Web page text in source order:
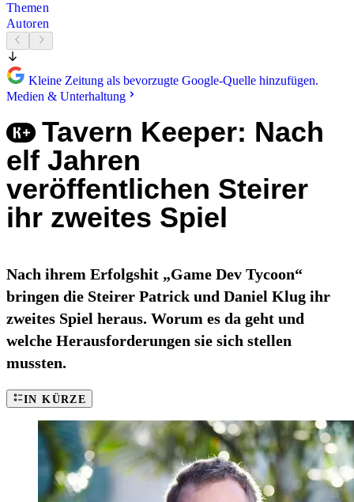
Themen
Autoren
Kleine Zeitung als bevorzugte Google-Quelle hinzufügen.
Medien & Unterhaltung
Tavern Keeper: Nach
elf Jahren
veröffentlichen Steirer
ihr zweites Spiel
Nach ihrem Erfolgshit „Game Dev Tycoon“
bringen die Steirer Patrick und Daniel Klug ihr
zweites Spiel heraus. Worum es da geht und
welche Herausforderungen sie sich stellen
mussten.
IN KÜRZE